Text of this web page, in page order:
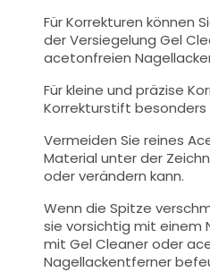
Für Korrekturen können
der Versiegelung Gel
acetonfreien
Für kleine und präzise
Korrekturstift besonders
Vermeiden Sie reines
Material unter der
oder verändern kann.
Wenn die Spitze
sie vorsichtig mit einem
mit Gel Cleaner oder
Nagellackentferner